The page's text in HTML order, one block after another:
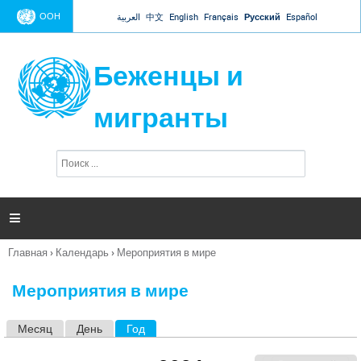
Jump to navigation
ООН العربية 中文 English Français Русский Español
Беженцы и
мигранты
п
и

Вы
Главная › Календарь › Мероприятия в мире
Мероприятия в мире
Месяц День Год